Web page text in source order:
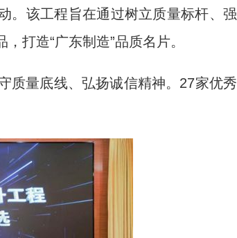
该工程旨在通过树立质量标杆、强
打造“广东制造”品质名片。
量底线、弘扬诚信精神。27家优秀